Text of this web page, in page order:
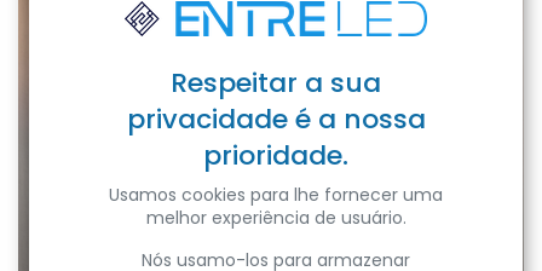
Respeitar a sua
privacidade é a nossa
prioridade.
Usamos cookies para lhe fornecer uma
melhor experiência de usuário.
Nós usamo-los para armazenar